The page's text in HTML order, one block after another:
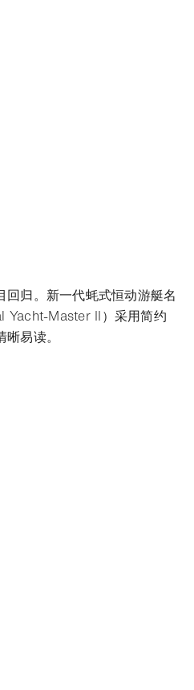
归。新一代蚝式恒动游艇名
Yacht-Master II）采用简约
易读。